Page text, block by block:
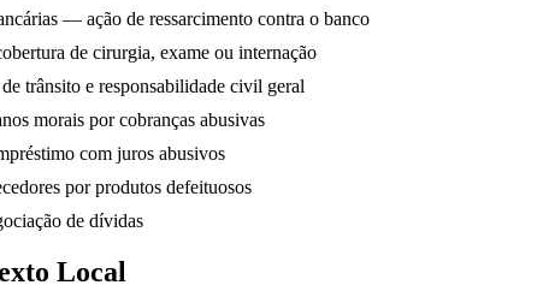
— ação de ressarcimento contra o banco
de cirurgia, exame ou internação
trânsito e responsabilidade civil geral
morais por cobranças abusivas
com juros abusivos
por produtos defeituosos
de dívidas
Local